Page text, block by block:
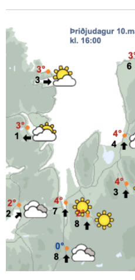
nemendum úr FNV.